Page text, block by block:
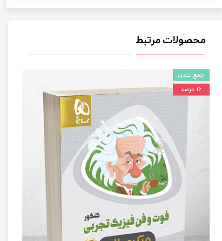
محصولات مرتبط
جمع بندی
۱۶ درصد